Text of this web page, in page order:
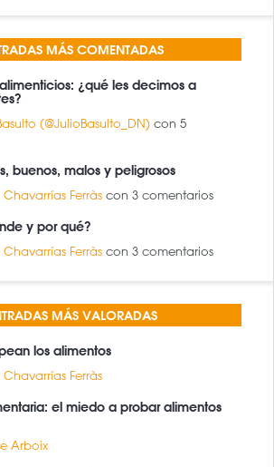
MÁS COMENTADAS
¿qué les decimos a
(@JulioBasulto_DN) con 5
buenos, malos y peligrosos
Ferràs con 3 comentarios
y por qué?
Ferràs con 3 comentarios
MÁS VALORADAS
los alimentos
Ferràs
el miedo a probar alimentos
Arboix